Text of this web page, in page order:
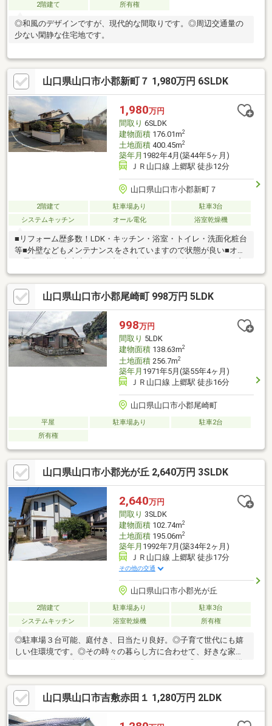
2階建て 所有権
◎和風のデザインですが、現代的な間取りです。◎周辺交通量の
少ない閑静な住宅地です。
山口県山口市小郡新町７ 1,980万円 6SLDK
1,980万円
間取り 6SLDK
建物面積176.01m2
土地面積400.45m2
築年月 1982年4月(築44年5ヶ月)
ＪＲ山口線 上郷駅 徒歩12分
山口県山口市小郡新町７
2階建て 駐車場あり
駐車3台
システムキッチン
オール電化 浴室乾燥機
■リフォーム歴多数！LDK・キッチン・浴室・トイレ・洗面化粧台
等■外壁などもメンテナンスをされていますので状態が良い■オー
い住環境■土地120坪超■屋根付き車庫並列3台駐車可・加工により
4台も可■国道や高速道路ICへのアクセスも良い～周辺施設（※分
数徒歩）～・上郷小3分・小郡中27分・上郷保育園 車3分・セブ
ンイレブン10分・ローソン10分・まるき9分・ウォンツ 車6分・
郵便局 車3分・総合支所 車7分・光が丘南公園3分 ・
新山口駅 車9分・国道9号線 車2分・中国道 小郡IC 車4分
山口県山口市小郡尾崎町 998万円 5LDK
998万円
間取り 5LDK
建物面積138.63m2
土地面積256.7m2
築年月 1971年5月(築55年4ヶ月)
ＪＲ山口線 上郷駅 徒歩16分
山口県山口市小郡尾崎町
平屋 駐車場あり
駐車2台
所有権
山口県山口市小郡光が丘 2,640万円 3SLDK
2,640万円
間取り 3SLDK
建物面積102.74m2
土地面積195.06m2
築年月 1992年7月(築34年2ヶ月)
ＪＲ山口線 上郷駅 徒歩17分
その他の交通
山口県山口市小郡光が丘
2階建て 駐車場あり
駐車3台
システムキッチン
浴室乾燥機 所有権
◎駐車場３台可能、庭付き、日当たり良好。◎子育て世代にも嬉
しい住環境です。◎その時々の暮らし方に合わせて、好きな家具
室・洗面・トイレ・給湯器などのの設備は全て新品交換。◎さら
に給水管全て新規取り替え。目に見えない部分まで丁寧にリノベ
ーション。山口県山口市吉敷赤田１ 1,280万円 2LDK